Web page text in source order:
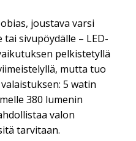
joustava varsi
sivupöydälle – LED-
pelkistetyllä
mutta tuo
5 watin
380 lumenin
valon
tarvitaan.